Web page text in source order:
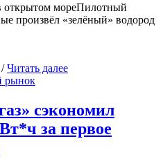
мореПилотный
произвёл «зелёный» водород
/Читать далее
рынок
сэкономил
за первое